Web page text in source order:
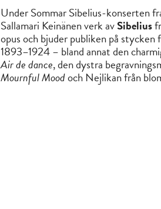
Under Sommar Sibelius-konserten
Sallamari Keinänen verk avSibelius
opus och bjuder publiken på stycken
1893–1924 – bland annat den
Air de dance, den dystra
Mournful Moodoch Nejlikan från